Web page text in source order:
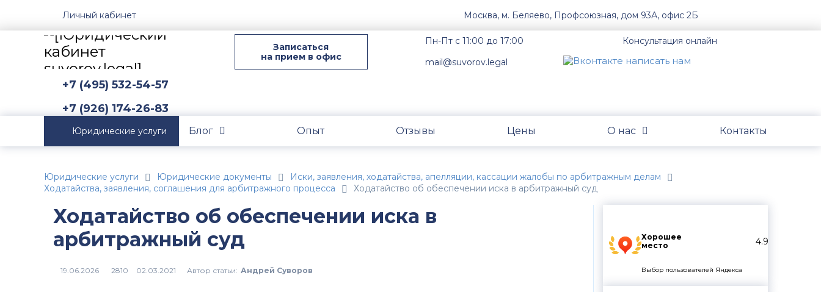
Личный кабинет Москва, м. Беляево, Профсоюзная, дом 93А, офис 2Б
Записаться
на прием в офис
Пн-Пт с 11:00 до 17:00
mail@suvorov.legal
Консультация онлайн
+7 (495) 532-54-57
+7 (926) 174-26-83
Юридические услуги Блог Опыт Отзывы Цены О нас Контакты
Юридические услуги Юридические документы
Иски, заявления, ходатайства, апелляции, кассации жалобы по арбитражным делам
Ходатайства, заявления, соглашения для арбитражного процесса
Ходатайство об обеспечении иска в арбитражный суд
Хорошее
место
4.9
Выбор пользователей Яндекса
Ходатайство об обеспечении иска в
арбитражный суд
2810 Автор статьи: Андрей Суворов